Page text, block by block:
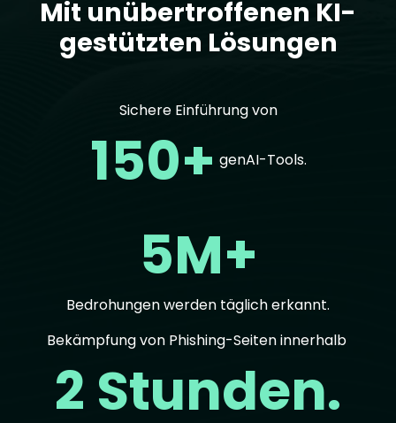
Mit unübertroffenen KI-
gestützten Lösungen
Sichere Einführung von
150+ genAI-Tools.
5M+
Bedrohungen werden täglich erkannt.
Bekämpfung von Phishing-Seiten innerhalb
2 Stunden.